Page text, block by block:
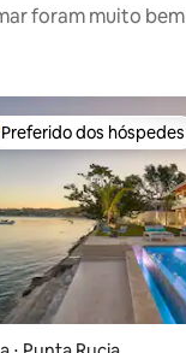
foram muito
os melhores
Preferido dos hóspedes